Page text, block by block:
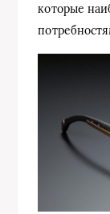
которые